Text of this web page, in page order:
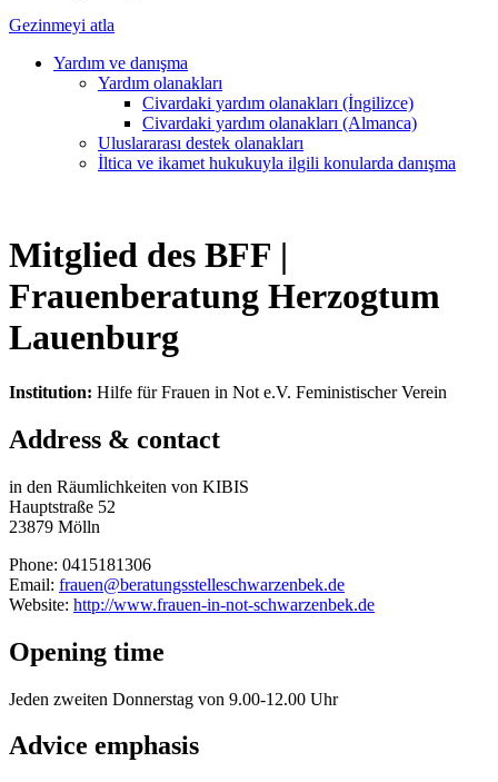
Gezinmeyi atla
Yardım ve danışma
Yardım olanakları
Civardaki yardım olanakları (İngilizce)
Civardaki yardım olanakları (Almanca)
Uluslararası destek olanakları
İltica ve ikamet hukukuyla ilgili konularda danışma
Mitglied des BFF |
Frauenberatung Herzogtum
Lauenburg
Institution: Hilfe für Frauen in Not e.V. Feministischer Verein
Address & contact
in den Räumlichkeiten von KIBIS
Hauptstraße 52
23879 Mölln
Phone: 0415181306
Email: frauen@beratungsstelleschwarzenbek.de
Website: http://www.frauen-in-not-schwarzenbek.de
Opening time
Jeden zweiten Donnerstag von 9.00-12.00 Uhr
Advice emphasis